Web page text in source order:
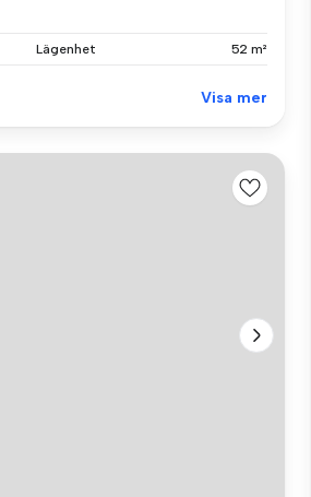
Lägenhet 52 m²
Visa mer